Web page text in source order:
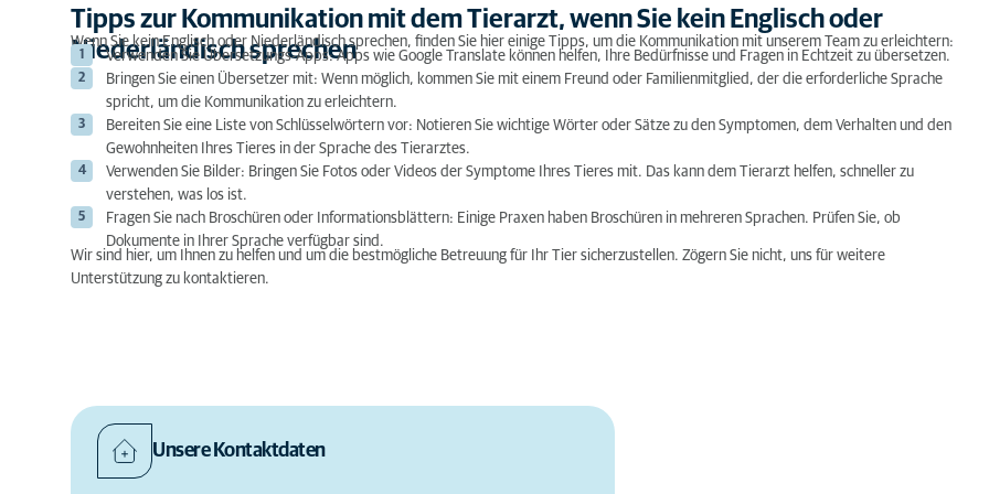
Tipps zur Kommunikation mit dem Tierarzt, wenn Sie kein Englisch oder
Niederländisch sprechen
Wenn Sie kein Englisch oder Niederländisch sprechen, finden Sie hier einige Tipps, um die Kommunikation mit unserem Team zu erleichtern:
Verwenden Sie Übersetzungs-Apps: Apps wie Google Translate können helfen, Ihre Bedürfnisse und Fragen in Echtzeit zu übersetzen.
Bringen Sie einen Übersetzer mit: Wenn möglich, kommen Sie mit einem Freund oder Familienmitglied, der die erforderliche Sprache
spricht, um die Kommunikation zu erleichtern.
Bereiten Sie eine Liste von Schlüsselwörtern vor: Notieren Sie wichtige Wörter oder Sätze zu den Symptomen, dem Verhalten und den
Gewohnheiten Ihres Tieres in der Sprache des Tierarztes.
Verwenden Sie Bilder: Bringen Sie Fotos oder Videos der Symptome Ihres Tieres mit. Das kann dem Tierarzt helfen, schneller zu
verstehen, was los ist.
Fragen Sie nach Broschüren oder Informationsblättern: Einige Praxen haben Broschüren in mehreren Sprachen. Prüfen Sie, ob
Dokumente in Ihrer Sprache verfügbar sind.
Wir sind hier, um Ihnen zu helfen und um die bestmögliche Betreuung für Ihr Tier sicherzustellen. Zögern Sie nicht, uns für weitere
Unterstützung zu kontaktieren.
Unsere Kontaktdaten